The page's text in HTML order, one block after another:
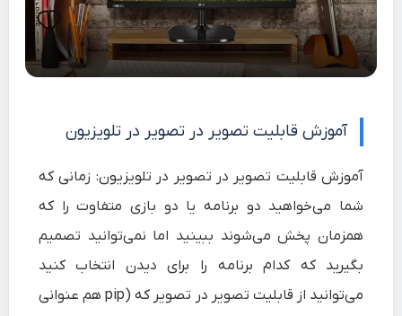
آموزش قابلیت تصویر در تصویر در تلویزیون
آموزش قابلیت تصویر در تصویر در تلویزیون: زمانی که
شما می‌خواهید دو برنامه یا دو بازی متفاوت را که
همزمان پخش می‌شوند ببینید اما نمی‌توانید تصمیم
بگیرید که کدام برنامه را برای دیدن انتخاب کنید
می‌توانید از قابلیت تصویر در تصویر که (pip هم عنوانی